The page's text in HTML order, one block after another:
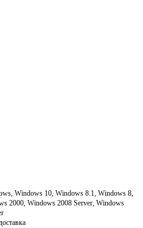
Windows 10, Windows 8.1, Windows 8,
2000, Windows 2008 Server, Windows